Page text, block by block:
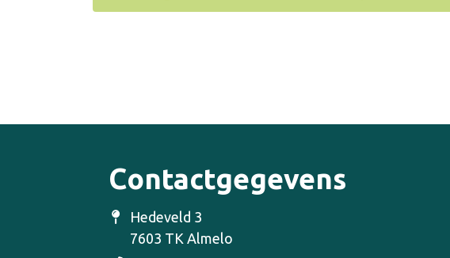
Contactgegevens
Hedeveld 3
7603 TK Almelo